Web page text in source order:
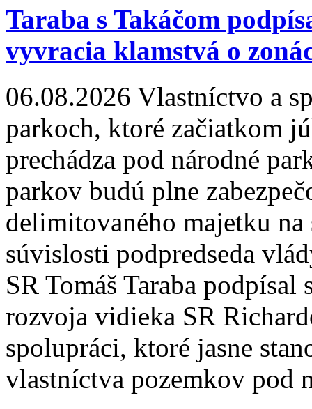
Taraba s Takáčom
vyvracia klamstvá o
06.08.2026 Vlastníctvo a
parkoch, ktoré začiatkom
prechádza pod národné
parkov budú plne
delimitovaného majetku
súvislosti podpredseda
SR Tomáš Taraba
rozvoja vidieka SR
spolupráci, ktoré jasne
vlastníctva pozemkov pod